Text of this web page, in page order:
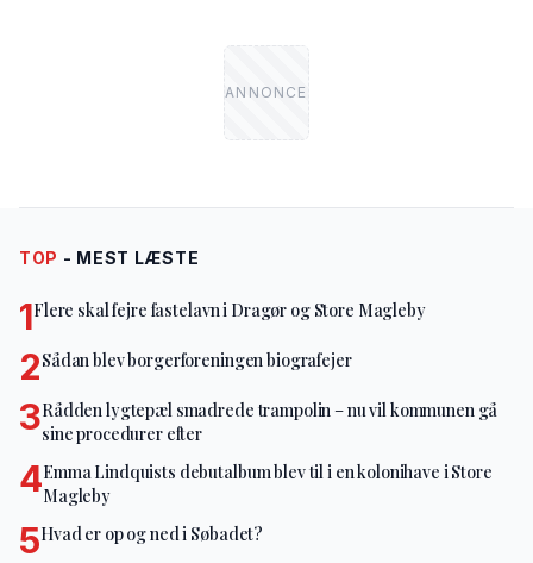
TOP - MEST LÆSTE
1Flere skal fejre fastelavn i Dragør og Store Magleby
2Sådan blev borgerforeningen biografejer
3Rådden lygtepæl smadrede trampolin – nu vil kommunen gå
sine procedurer efter
4Emma Lindquists debutalbum blev til i en kolonihave i Store
Magleby
5Hvad er op og ned i Søbadet?